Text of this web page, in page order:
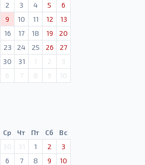
2 3 4 5
6
9 10 11 12
13
16 17 18 19
20
23 24 25 26
27
30 31 1 2
3
6 7 8 9 10
Ср Чт Пт Сб
Вс
30 31 1 2
3
6 7 8 9
10